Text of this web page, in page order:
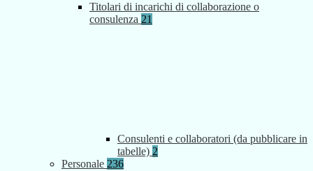
Titolari di incarichi di collaborazione o
consulenza 21
Consulenti e collaboratori (da pubblicare in
tabelle) 2
Personale 236